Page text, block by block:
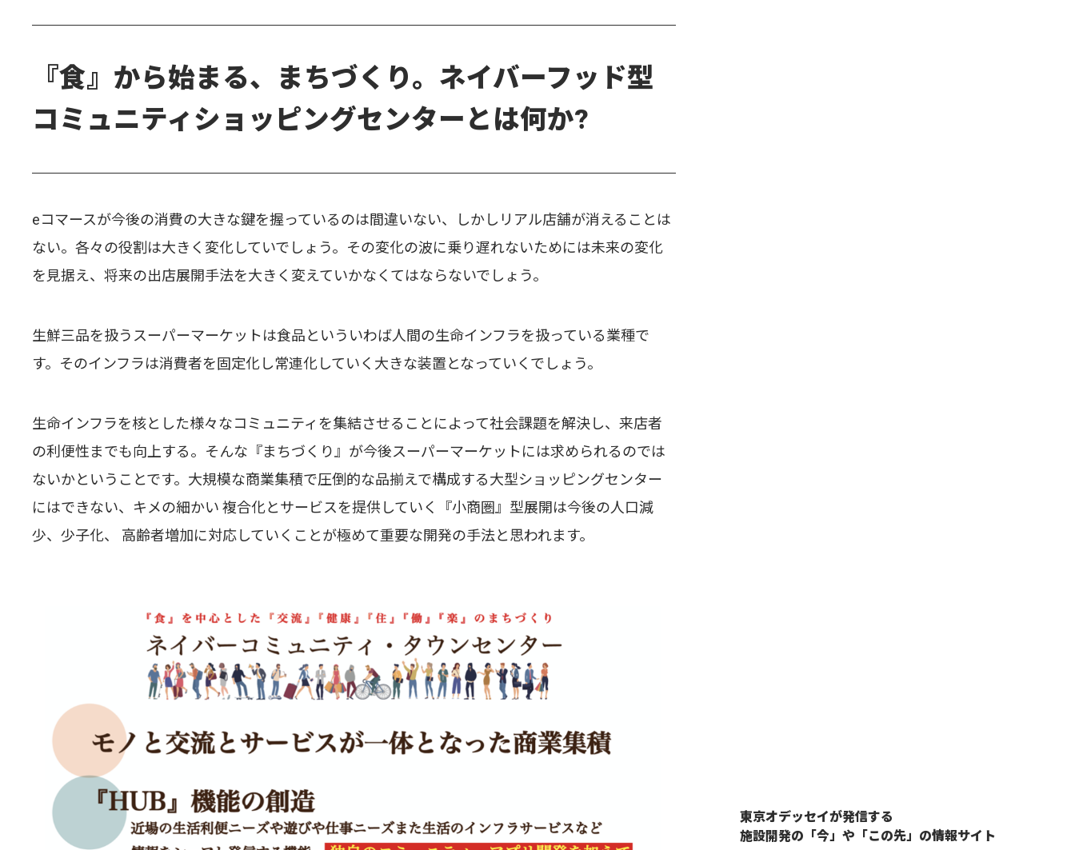
『食』から始まる、まちづくり。ネイバーフッド型
コミュニティショッピングセンターとは何か?
eコマースが今後の消費の大きな鍵を握っているのは間違いない、しかしリアル店舗が消えることは
ない。各々の役割は大きく変化していでしょう。その変化の波に乗り遅れないためには未来の変化
を見据え、将来の出店展開手法を大きく変えていかなくてはならないでしょう。
生鮮三品を扱うスーパーマーケットは食品といういわば人間の生命インフラを扱っている業種で
す。そのインフラは消費者を固定化し常連化していく大きな装置となっていくでしょう。
生命インフラを核とした様々なコミュニティを集結させることによって社会課題を解決し、来店者
の利便性までも向上する。そんな『まちづくり』が今後スーパーマーケットには求められるのでは
ないかということです。大規模な商業集積で圧倒的な品揃えで構成する大型ショッピングセンター
にはできない、キメの細かい 複合化とサービスを提供していく『小商圏』型展開は今後の人口減
少、少子化、 高齢者増加に対応していくことが極めて重要な開発の手法と思われます。
東京オデッセイが発信する
施設開発の「今」や「この先」の情報サイト